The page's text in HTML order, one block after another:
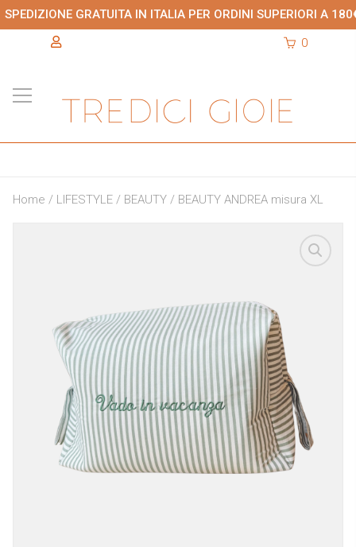
SPEDIZIONE GRATUITA IN ITALIA PER ORDINI SUPERIORI A
0
Home / LIFESTYLE/ BEAUTY/ BEAUTY ANDREA misura XL